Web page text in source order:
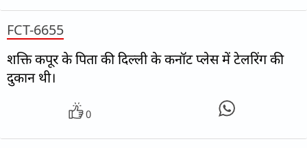
FCT-6655
शक्ति कपूर के पिता की दिल्ली के कनॉट प्लेस में टेलरिंग की
दुकान थी।
0